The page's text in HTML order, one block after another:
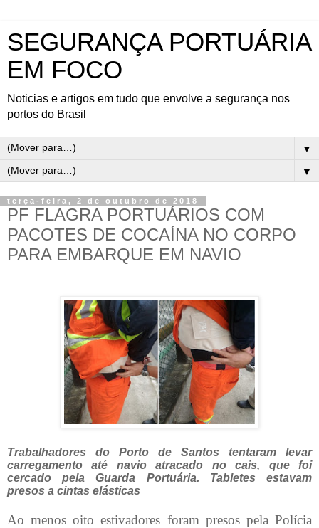
SEGURANÇA PORTUÁRIA
EM FOCO
Noticias e artigos em tudo que envolve a segurança nos
portos do Brasil
▼
▼
terça-feira, 2 de outubro de 2018
PF FLAGRA PORTUÁRIOS COM
PACOTES DE COCAÍNA NO CORPO
PARA EMBARQUE EM NAVIO
Trabalhadores do Porto de Santos tentaram levar
carregamento até navio atracado no cais, que foi
cercado pela Guarda Portuária. Tabletes estavam
presos a cintas elásticas
Ao menos oito estivadores foram presos pela Polícia